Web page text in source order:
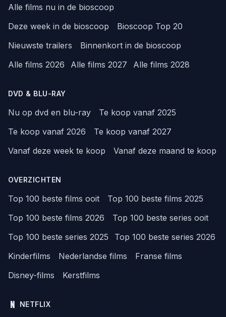
Alle films nu in de bioscoop
Deze week in de bioscoop
Bioscoop Top 20
Nieuwste trailers
Binnenkort in de bioscoop
Alle films 2026
Alle films 2027 Alle films 2028
DVD & BLU-RAY
Nu op dvd en blu-ray
Te koop vanaf 2025
Te koop vanaf 2026
Te koop vanaf 2027
Vanaf deze week te koop
Vanaf deze maand te koop
OVERZICHTEN
Top 100 beste films ooit
Top 100 beste films 2025
Top 100 beste films 2026
Top 100 beste series ooit
Top 100 beste series 2025
Top 100 beste series 2026
Kinderfilms
Nederlandse films
Franse films
Disney-films
Kerstfilms
NETFLIX